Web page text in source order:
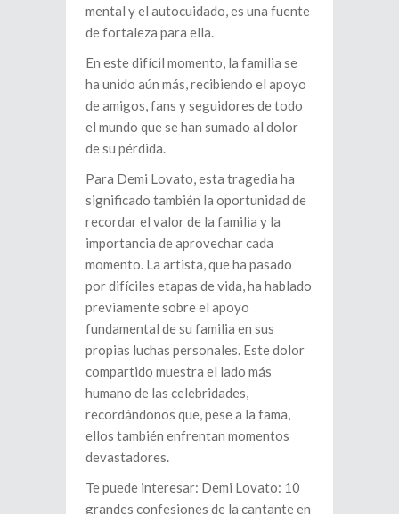
mental y el autocuidado, es una fuente
de fortaleza para ella.
En este difícil momento, la familia se
ha unido aún más, recibiendo el apoyo
de amigos, fans y seguidores de todo
el mundo que se han sumado al dolor
de su pérdida.
Para Demi Lovato, esta tragedia ha
significado también la oportunidad de
recordar el valor de la familia y la
importancia de aprovechar cada
momento. La artista, que ha pasado
por difíciles etapas de vida, ha hablado
previamente sobre el apoyo
fundamental de su familia en sus
propias luchas personales. Este dolor
compartido muestra el lado más
humano de las celebridades,
recordándonos que, pese a la fama,
ellos también enfrentan momentos
devastadores.
Te puede interesar: Demi Lovato: 10
grandes confesiones de la cantante en